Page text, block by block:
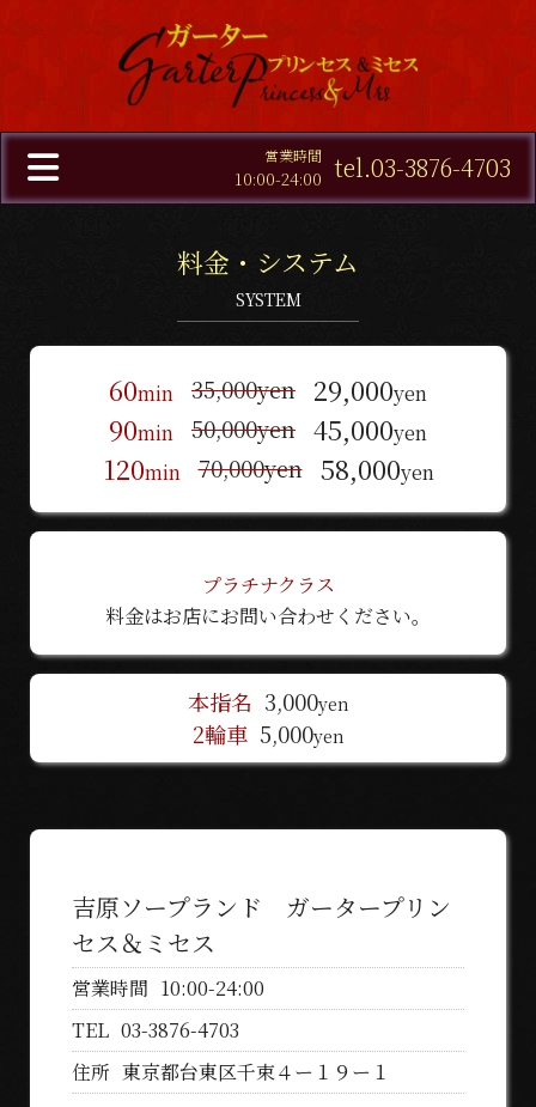
営業時間
10:00-24:00 tel.03-3876-4703
料金・システム
SYSTEM
60min 35,000yen 29,000yen
90min 50,000yen 45,000yen
120min 70,000yen 58,000yen
プラチナクラス
料金はお店にお問い合わせください。
本指名 3,000yen
2輪車 5,000yen
吉原ソープランド ガータープリン
セス＆ミセス
営業時間 10:00-24:00
TEL 03-3876-4703
住所 東京都台東区千束４ー１９ー１